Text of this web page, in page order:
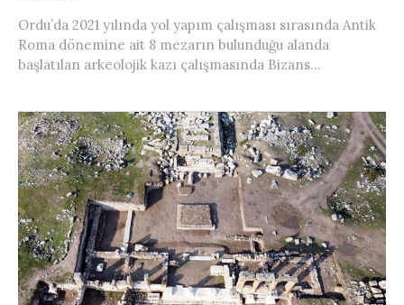
Ordu’da 2021 yılında yol yapım çalışması sırasında Antik
Roma dönemine ait 8 mezarın bulunduğu alanda
başlatılan arkeolojik kazı çalışmasında Bizans...